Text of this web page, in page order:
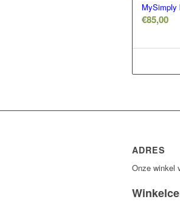
MySimply
€85,00
ADRES
Onze winkel